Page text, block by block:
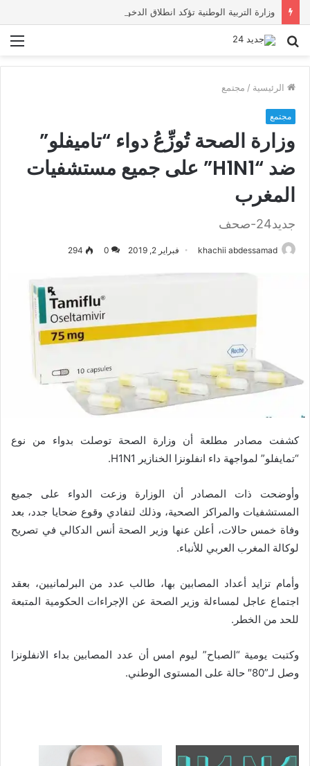
بحث
الرئيسية / مجتمع
مجتمع
وزارة الصحة تُوزِّعُ دواء “تاميفلو”
ضد “H1N1” على جميع مستشفيات
المغرب
جديد24-صحف
khachii abdessamad فبراير 2, 2019 0
294
كشفت مصادر مطلعة أن وزارة الصحة توصلت بدواء من نوع
“تمايفلو” لمواجهة داء انفلونزا الخنازير H1N1.
وأوضحت ذات المصادر أن الوزارة وزعت الدواء على جميع
المستشفيات والمراكز الصحية، وذلك لتفادي وقوع ضحايا جدد، بعد
وفاة خمس حالات، أعلن عنها وزير الصحة أنس الدكالي في تصريح
لوكالة المغرب العربي للأنباء.
وأمام تزايد أعداد المصابين بها، طالب عدد من البرلمانيين، بعقد
اجتماع عاجل لمساءلة وزير الصحة عن الإجراءات الحكومية المتبعة
للحد من الخطر.
وكتبت يومية “الصباح” ليوم امس أن عدد المصابين بداء الانفلونزا
وصل لـ”80″ حالة على المستوى الوطني.